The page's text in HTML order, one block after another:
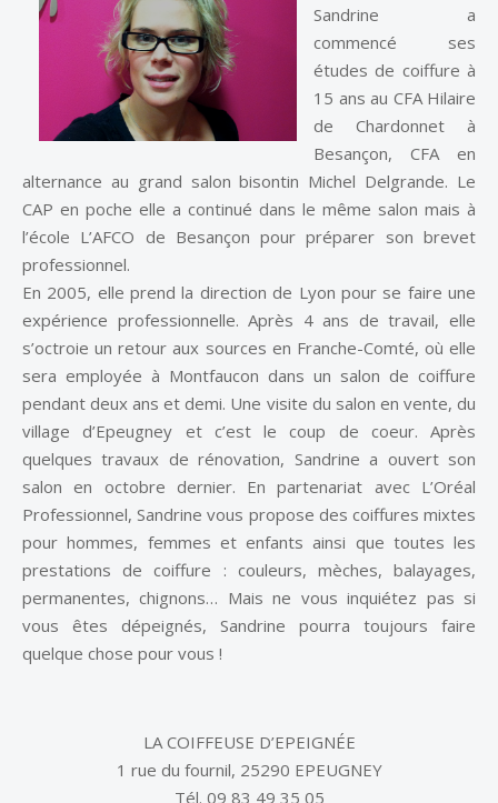
Sandrine a
commencé ses
études de coiffure à
15 ans au CFA Hilaire
de Chardonnet à
Besançon, CFA en
alternance au grand salon bisontin Michel Delgrande. Le
CAP en poche elle a continué dans le même salon mais à
l’école L’AFCO de Besançon pour préparer son brevet
professionnel.
En 2005, elle prend la direction de Lyon pour se faire une
expérience professionnelle. Après 4 ans de travail, elle
s’octroie un retour aux sources en Franche-Comté, où elle
sera employée à Montfaucon dans un salon de coiffure
pendant deux ans et demi. Une visite du salon en vente, du
village d’Epeugney et c’est le coup de coeur. Après
quelques travaux de rénovation, Sandrine a ouvert son
salon en octobre dernier. En partenariat avec L’Oréal
Professionnel, Sandrine vous propose des coiffures mixtes
pour hommes, femmes et enfants ainsi que toutes les
prestations de coiffure : couleurs, mèches, balayages,
permanentes, chignons… Mais ne vous inquiétez pas si
vous êtes dépeignés, Sandrine pourra toujours faire
quelque chose pour vous !
LA COIFFEUSE D’EPEIGNÉE
1 rue du fournil, 25290 EPEUGNEY
Tél. 09 83 49 35 05